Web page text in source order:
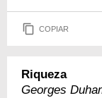
COPIAR
Riqueza
Georges